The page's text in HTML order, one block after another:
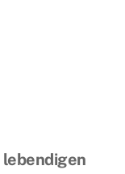
lebendigen